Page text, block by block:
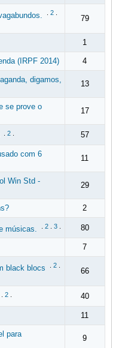
2.
79
1
(IRPF 2014) 4
digamos,
13
se prove o
17
2. 57
com 6
11
Win Std -
29
2
músicas. 2. 3. 80
7
black blocs 2.
66
2. 40
11
para
9